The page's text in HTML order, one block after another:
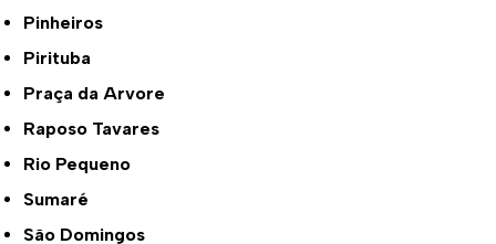
Pinheiros
Pirituba
Praça da Arvore
Raposo Tavares
Rio Pequeno
Sumaré
São Domingos